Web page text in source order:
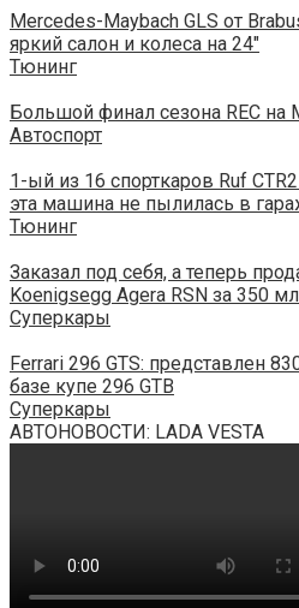
Mercedes-Maybach GLS от
яркий салон и колеса на 24″
Тюнинг
Большой финал сезона REC на
Автоспорт
1-ый из 16 спорткаров Ruf
эта машина не пылилась в
Тюнинг
Заказал под себя, а теперь
Koenigsegg Agera RSN за 350
Суперкары
Ferrari 296 GTS: представлен
базе купе 296 GTB
Суперкары
АВТОНОВОСТИ: LADA VESTA